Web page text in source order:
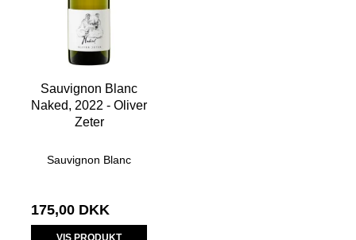
Sauvignon Blanc
Naked, 2022 - Oliver
Zeter
Sauvignon Blanc
175,00 DKK